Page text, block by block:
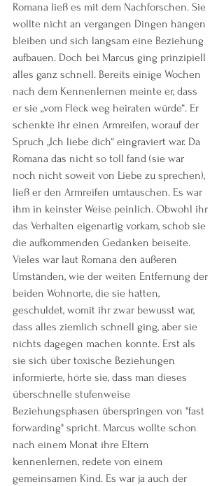
Romana ließ es mit dem Nachforschen. Sie
wollte nicht an vergangen Dingen hängen
bleiben und sich langsam eine Beziehung
aufbauen. Doch bei Marcus ging prinzipiell
alles ganz schnell. Bereits einige Wochen
nach dem Kennenlernen meinte er, dass
er sie „vom Fleck weg heiraten würde“. Er
schenkte ihr einen Armreifen, worauf der
Spruch „Ich liebe dich“ eingraviert war. Da
Romana das nicht so toll fand (sie war
noch nicht soweit von Liebe zu sprechen),
ließ er den Armreifen umtauschen. Es war
ihm in keinster Weise peinlich. Obwohl ihr
das Verhalten eigenartig vorkam, schob sie
die aufkommenden Gedanken beiseite.
Vieles war laut Romana den äußeren
Umständen, wie der weiten Entfernung der
beiden Wohnorte, die sie hatten,
geschuldet, womit ihr zwar bewusst war,
dass alles ziemlich schnell ging, aber sie
nichts dagegen machen konnte. Erst als
sie sich über toxische Beziehungen
informierte, hörte sie, dass man dieses
überschnelle stufenweise
Beziehungsphasen überspringen von "fast
forwarding" spricht. Marcus wollte schon
nach einem Monat ihre Eltern
kennenlernen, redete von einem
gemeinsamen Kind. Es war ja auch der